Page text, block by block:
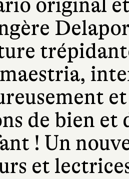
original
de bien et
! Un
et